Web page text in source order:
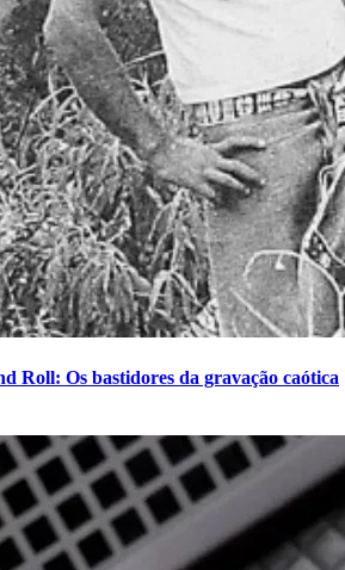
Roll: Os bastidores da gravação caótica